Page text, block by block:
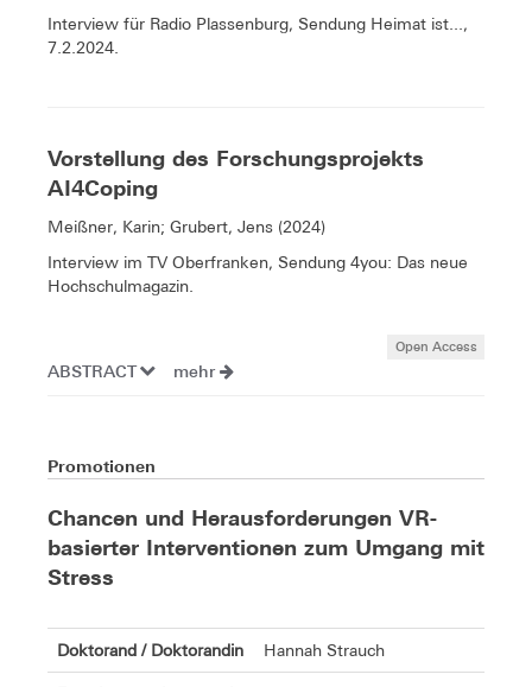
Interview für Radio Plassenburg, Sendung Heimat ist...,
7.2.2024.
Vorstellung des Forschungsprojekts
AI4Coping
Meißner, Karin; Grubert, Jens (2024)
Interview im TV Oberfranken, Sendung 4you: Das neue
Hochschulmagazin.
Open Access
ABSTRACT mehr
Promotionen
Chancen und Herausforderungen VR-
basierter Interventionen zum Umgang mit
Stress
Doktorand / Doktorandin Hannah Strauch